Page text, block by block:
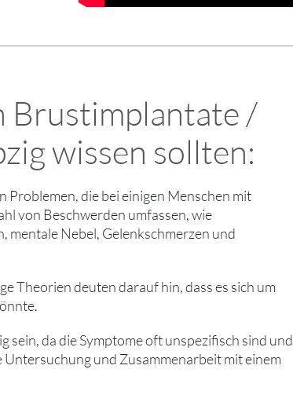
Brustimplantate /
wissen sollten:
Problemen, die bei einigen Menschen mit
von Beschwerden umfassen, wie
mentale Nebel, Gelenkschmerzen und
Theorien deuten darauf hin, dass es sich um
sein, da die Symptome oft unspezifisch sind und
und Zusammenarbeit mit einem